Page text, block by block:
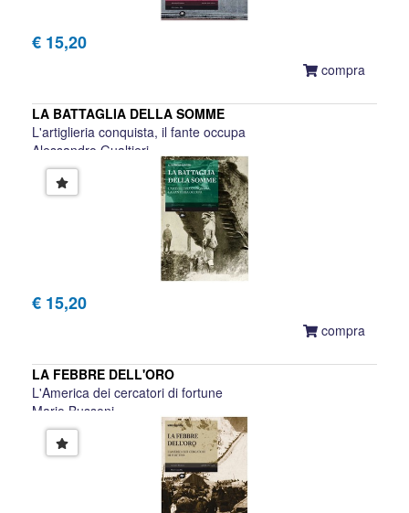
€ 15,20
compra
LA BATTAGLIA DELLA SOMME
L'artiglieria conquista, il fante occupa
Alessandro Gualtieri
€ 15,20
compra
LA FEBBRE DELL'ORO
L'America dei cercatori di fortune
Mario Bussoni